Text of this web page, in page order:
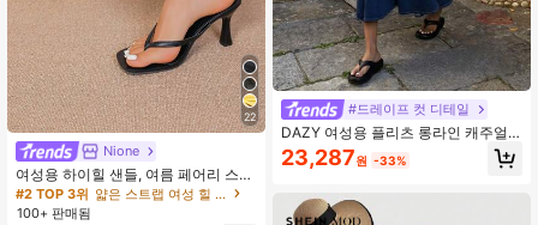
22
Nione
여성용 하이힐 샌들, 여름 페어리 스타
일 얇은 힐 통 샌들, 헤어 슬라이드 토
비치 휴가 패션 크리스크로스 스트랩
#2 TOP 3위
얇은 스트랩 여성 힐 샌들
100+ 판매됨
#드레이프 컷 디테일
DAZY 여성용 플리츠 롱라인 캐주얼
데님 점프수트 드레스 선드레스 맥시
드레스
23,287원 -33%